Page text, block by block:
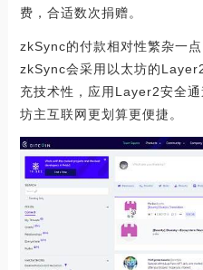
费，合适数次捐赠。
zkSync的付款相对性繁杂一
zkSync会采用以太坊的
充技术性，应用Layer2安全
坊主互联网更划算更便捷。